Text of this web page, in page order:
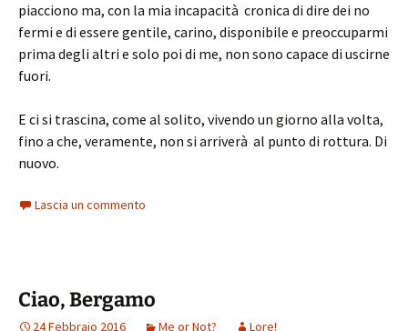
piacciono ma, con la mia incapacità cronica di dire dei no
fermi e di essere gentile, carino, disponibile e preoccuparmi
prima degli altri e solo poi di me, non sono capace di uscirne
fuori.
E ci si trascina, come al solito, vivendo un giorno alla volta,
fino a che, veramente, non si arriverà al punto di rottura. Di
nuovo.
Lascia un commento
Ciao, Bergamo
24 Febbraio 2016 Me or Not? Lore!